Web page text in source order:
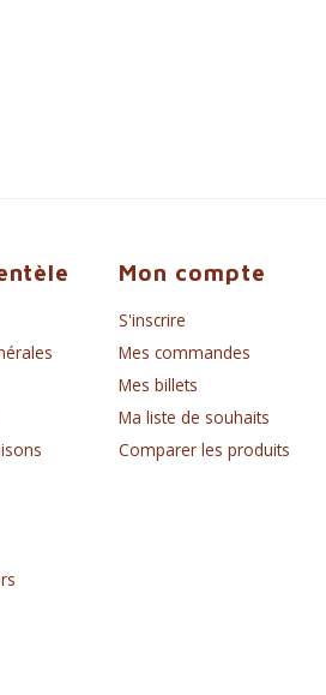
Mon compte
S'inscrire
Mes commandes
Mes billets
Ma liste de souhaits
Comparer les produits